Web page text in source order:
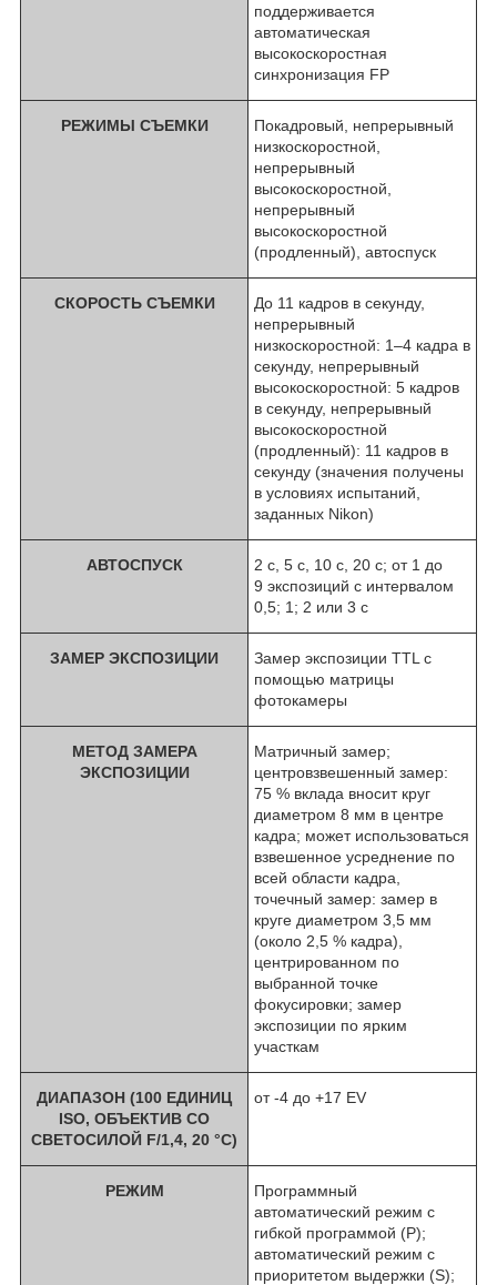
поддерживается
автоматическая
высокоскоростная
синхронизация FP
РЕЖИМЫ СЪЕМКИ
Покадровый, непрерывный
низкоскоростной,
непрерывный
высокоскоростной,
непрерывный
высокоскоростной
(продленный), автоспуск
СКОРОСТЬ СЪЕМКИ
До 11 кадров в секунду,
непрерывный
низкоскоростной: 1–4 кадра в
секунду, непрерывный
высокоскоростной: 5 кадров
в секунду, непрерывный
высокоскоростной
(продленный): 11 кадров в
секунду (значения получены
в условиях испытаний,
заданных Nikon)
АВТОСПУСК
2 с, 5 с, 10 с, 20 с; от 1 до
9 экспозиций с интервалом
0,5; 1; 2 или 3 с
ЗАМЕР ЭКСПОЗИЦИИ
Замер экспозиции TTL с
помощью матрицы
фотокамеры
МЕТОД ЗАМЕРА
ЭКСПОЗИЦИИ
Матричный замер;
центровзвешенный замер:
75 % вклада вносит круг
диаметром 8 мм в центре
кадра; может использоваться
взвешенное усреднение по
всей области кадра,
точечный замер: замер в
круге диаметром 3,5 мм
(около 2,5 % кадра),
центрированном по
выбранной точке
фокусировки; замер
экспозиции по ярким
участкам
ДИАПАЗОН (100 ЕДИНИЦ
ISO, ОБЪЕКТИВ СО
СВЕТОСИЛОЙ F/1,4, 20 °C)
от -4 до +17 EV
РЕЖИМ
Программный
автоматический режим с
гибкой программой (P);
автоматический режим с
приоритетом выдержки (S);